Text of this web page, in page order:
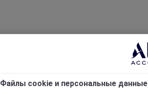
Файлы cookie и персональные данные